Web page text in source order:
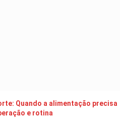
Quando a alimentação precisa
e rotina